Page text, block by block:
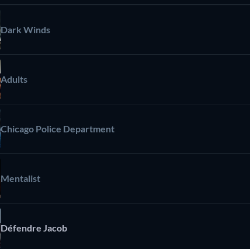
Dark Winds
Adults
Chicago Police Department
Mentalist
Défendre Jacob